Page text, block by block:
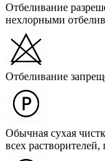
Отбеливание
нехлорными
Отбеливание
Обычная сухая
всех